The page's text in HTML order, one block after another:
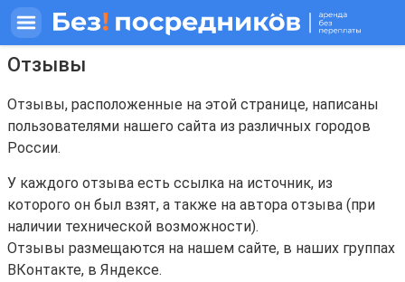
Отзывы
Отзывы, расположенные на этой странице, написаны
пользователями нашего сайта из различных городов
России.
У каждого отзыва есть ссылка на источник, из
которого он был взят, а также на автора отзыва (при
наличии технической возможности).
Отзывы размещаются на нашем сайте, в наших группах
ВКонтакте, в Яндексе.